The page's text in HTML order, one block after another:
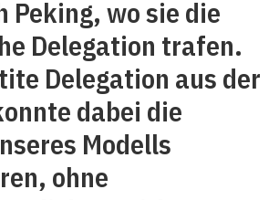
Peking, wo sie die
Delegation trafen.
Delegation aus der
dabei die
Modells
ohne